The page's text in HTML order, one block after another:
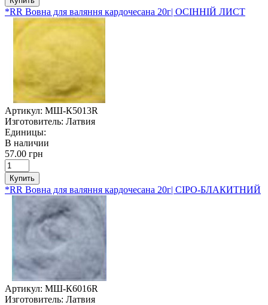
*RR Вовна для валяння кардочесана 20г| ОСІННІЙ ЛИСТ
Артикул: МШ-К5013R
Изготовитель: Латвия
Единицы:
В наличии
57.00 грн
Купить
*RR Вовна для валяння кардочесана 20г| СІРО-БЛАКИТНИЙ
Артикул: МШ-К6016R
Изготовитель: Латвия